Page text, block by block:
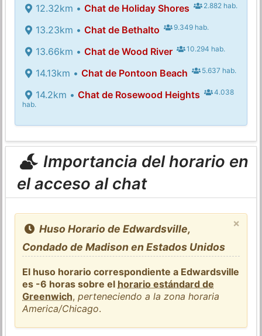
12.32km • Chat de Holiday Shores 2.882 hab.
13.23km • Chat de Bethalto 9.349 hab.
13.66km • Chat de Wood River 10.294 hab.
14.13km • Chat de Pontoon Beach 5.637 hab.
14.2km • Chat de Rosewood Heights
4.038
hab.
Importancia del horario en
el acceso al chat
×
Huso Horario de Edwardsville,
Condado de Madison en Estados Unidos
El huso horario correspondiente a Edwardsville
es -6 horas sobre el horario estándard de
Greenwich,perteneciendo a la zona horaria
America/Chicago.